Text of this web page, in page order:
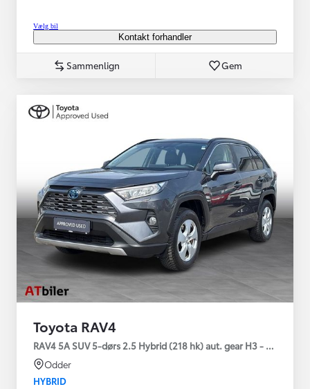
Vælg bil
Kontakt forhandler
Sammenlign Gem
Toyota RAV4
RAV4 5A SUV 5-dørs 2.5 Hybrid (218 hk) aut. gear H3 - Comfort
Odder
HYBRID